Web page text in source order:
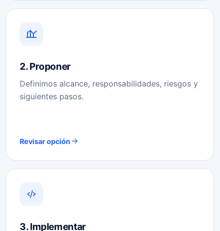
2. Proponer
Definimos alcance, responsabilidades, riesgos y
siguientes pasos.
Revisar opción
3. Implementar